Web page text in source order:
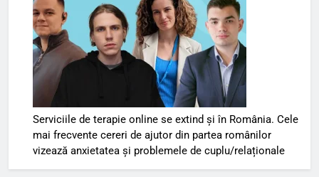
Serviciile de terapie online se extind și în România. Cele
mai frecvente cereri de ajutor din partea românilor
vizează anxietatea și problemele de cuplu/relaționale